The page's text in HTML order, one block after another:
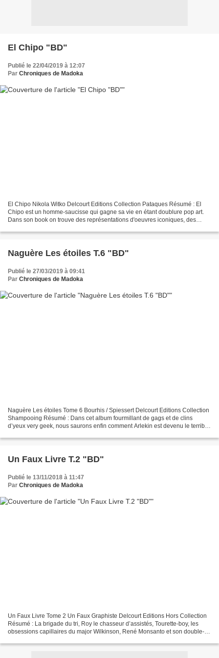
El Chipo "BD"
Publié le 22/04/2019 à 12:07
Par Chroniques de Madoka
El Chipo Nikola Witko Delcourt Editions Collection Pataques Résumé : El
Chipo est un homme-saucisse qui gagne sa vie en étant doublure pop art.
Dans son book on trouve des représentations d'oeuvres iconiques, des
Naguère Les étoiles T.6 "BD"
Publié le 27/03/2019 à 09:41
Par Chroniques de Madoka
Naguère Les étoiles Tome 6 Bourhis / Spiessert Delcourt Editions Collection
Shampooing Résumé : Dans cet album fourmillant de gags et de clins
d’yeux very geek, nous saurons enfin comment Arlekin est devenu le terrible
Un Faux Livre T.2 "BD"
Publié le 13/11/2018 à 11:47
Par Chroniques de Madoka
Un Faux Livre Tome 2 Un Faux Graphiste Delcourt Editions Hors Collection
Résumé : La brigade du tri, Roy le chasseur d’assistés, Tourette-boy, les
obsessions capillaires du major Wilkinson, René Monsanto et son double-